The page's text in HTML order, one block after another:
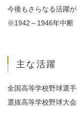
今後もさらなる活躍が
※1942～1946年中断
主な活躍
全国高等学校野球選
選抜高等学校野球大